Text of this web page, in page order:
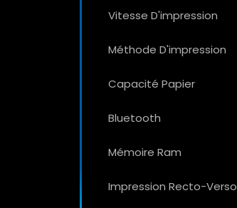
Vitesse D'impression
Méthode D'impression
Capacité Papier
Bluetooth
Mémoire Ram
Impression Recto-Verso